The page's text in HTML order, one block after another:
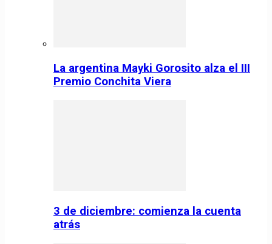
La argentina Mayki Gorosito alza el III
Premio Conchita Viera
3 de diciembre: comienza la cuenta
atrás